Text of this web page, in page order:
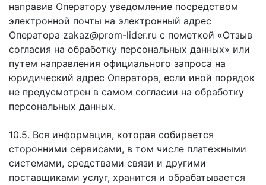
направив Оператору уведомление посредством
электронной почты на электронный адрес
Оператора zakaz@prom-lider.ru с пометкой «Отзыв
согласия на обработку персональных данных» или
путем направления официального запроса на
юридический адрес Оператора, если иной порядок
не предусмотрен в самом согласии на обработку
персональных данных.
10.5. Вся информация, которая собирается
сторонними сервисами, в том числе платежными
системами, средствами связи и другими
поставщиками услуг, хранится и обрабатывается